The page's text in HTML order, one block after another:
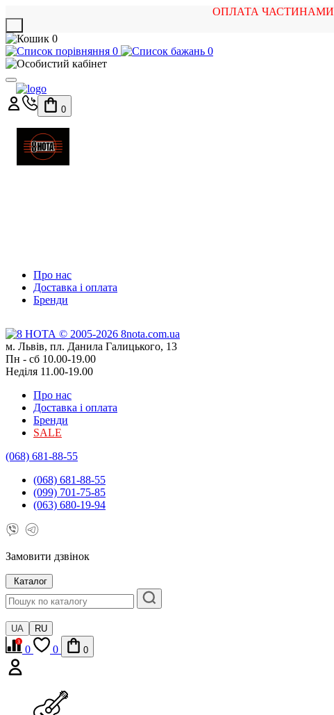
ОПЛАТА ЧАСТИНАМИ
0
0
0
0
Про нас
Доставка і оплата
Бренди
м. Львів, пл. Данила Галицького, 13
Пн - сб 10.00-19.00
Неділя 11.00-19.00
Про нас
Доставка і оплата
Бренди
SALE
(068) 681-88-55
(068) 681-88-55
(099) 701-75-85
(063) 680-19-94
Замовити дзвінок
Каталог
UA RU
0 0 0